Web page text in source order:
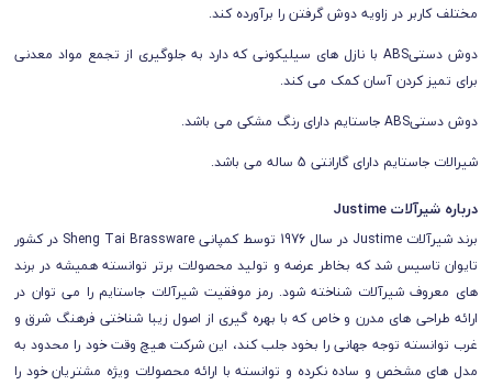
مختلف کاربر در زاویه دوش گرفتن را برآورده کند.
دوش دستیABS با نازل های سیلیکونی که دارد به جلوگیری از تجمع مواد معدنی
برای تمیز کردن آسان کمک می کند.
دوش دستیABS جاستایم دارای رنگ مشکی می باشد.
شیرالات جاستایم دارای گارانتی 5 ساله می باشد.
درباره شیرآلات Justime
برند شیرآلات Justime در سال 1976 توسط کمپانی Sheng Tai Brassware در کشور
تایوان تاسیس شد که بخاطر عرضه و تولید محصولات برتر توانسته همیشه در برند
های معروف شیرآلات شناخته شود. رمز موفقیت شیرآلات جاستایم را می توان در
ارائه طراحی های مدرن و خاص که با بهره گیری از اصول زیبا شناختی فرهنگ شرق و
غرب توانسته توجه جهانی را بخود جلب کند، این شرکت هیچ وقت خود را محدود به
مدل های مشخص و ساده نکرده و توانسته با ارائه محصولات ویژه مشتریان خود را